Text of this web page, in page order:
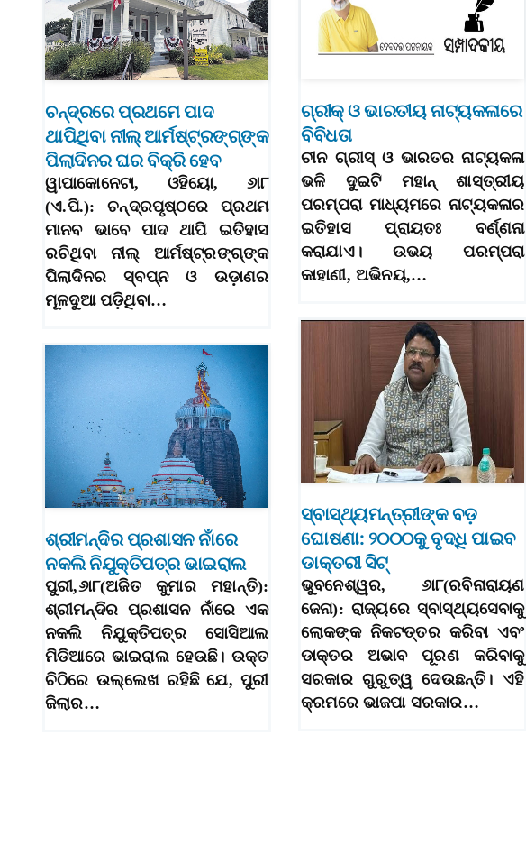
ଗ୍ରୀକ୍‌ ଓ ଭାରତୀୟ ନାଟ୍ୟକଳାରେ
ବିବିଧତା
ଚୀନ ଗ୍ରୀସ୍‌ ଓ ଭାରତର ନାଟ୍ୟକଳା
ଭଳି ଦୁଇଟି ମହାନ୍‌ ଶାସ୍ତ୍ରୀୟ
ପରମ୍ପରା ମାଧ୍ୟମରେ ନାଟ୍ୟକଳାର
ଇତିହାସ ପ୍ରାୟତଃ ବର୍ଣ୍ଣନା
କରାଯାଏ। ଉଭୟ ପରମ୍ପରା
କାହାଣୀ, ଅଭିନୟ,…
ଚନ୍ଦ୍ରରେ ପ୍ରଥମେ ପାଦ
ଥାପିଥିବା ନୀଲ୍‌ ଆର୍ମଷ୍ଟ୍ରଙ୍ଗ୍‌ଙ୍କ
ପିଲାଦିନର ଘର ବିକ୍ରି ହେବ
ୱାପାକୋନେଟା, ଓହିୟୋ, ୬ା୮
(ଏ.ପି.): ଚନ୍ଦ୍ରପୃଷ୍ଠରେ ପ୍ରଥମ
ମାନବ ଭାବେ ପାଦ ଥାପି ଇତିହାସ
ରଚିଥିବା ନୀଲ୍‌ ଆର୍ମଷ୍ଟ୍ରଙ୍ଗ୍‌ଙ୍କ
ପିଲାଦିନର ସ୍ବପ୍ନ ଓ ଉଡ଼ାଣର
ମୂଳଦୁଆ ପଡ଼ିଥିବା…
ସ୍ବାସ୍ଥ୍ୟମନ୍ତ୍ରୀଙ୍କ ବଡ଼
ଘୋଷଣା: ୨୦୦୦କୁ ବୃଦ୍ଧି ପାଇବ
ଡାକ୍ତରୀ ସିଟ୍‌
ଭୁବନେଶ୍ୱର, ୬ା୮(ରବିନାରାୟଣ
ଜେନା): ରାଜ୍ୟରେ ସ୍ବାସ୍ଥ୍ୟସେବାକୁ
ଲୋକଙ୍କ ନିକଟତ୍ତର କରିବା ଏବଂ
ଡାକ୍ତର ଅଭାବ ପୂରଣ କରିବାକୁ
ସରକାର ଗୁରୁତ୍ୱ ଦେଉଛନ୍ତି। ଏହି
କ୍ରମରେ ଭାଜପା ସରକାର…
ଶ୍ରୀମନ୍ଦିର ପ୍ରଶାସନ ନାଁରେ
ନକଲି ନିଯୁକ୍ତିପତ୍ର ଭାଇରାଲ
ପୁରୀ,୬ା୮(ଅଜିତ କୁମାର ମହାନ୍ତି):
ଶ୍ରୀମନ୍ଦିର ପ୍ରଶାସନ ନାଁରେ ଏକ
ନକଲି ନିଯୁକ୍ତିପତ୍ର ସୋସିଆଲ
ମିଡିଆରେ ଭାଇରାଲ ହେଉଛି। ଉକ୍ତ
ଚିଠିରେ ଉଲ୍ଲେଖ ରହିଛି ଯେ, ପୁରୀ
ଜିଲାର…